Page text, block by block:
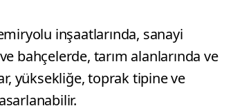
inşaatlarında, sanayi
bahçelerde, tarım alanlarında ve
yüksekliğe, toprak tipine ve